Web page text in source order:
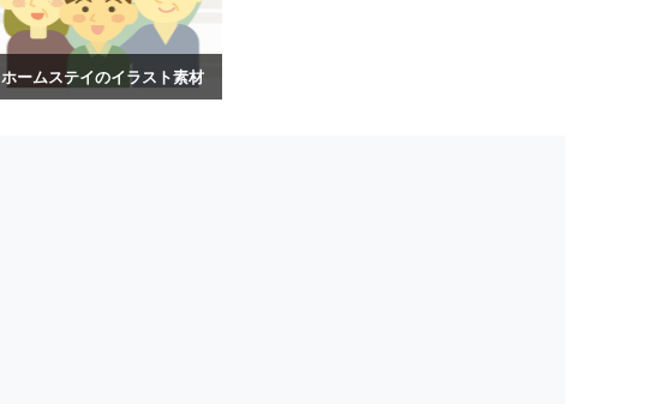
ホームステイのイラスト素材